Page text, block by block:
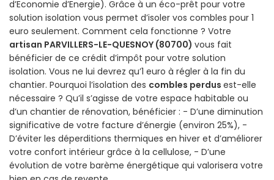
d’Economie d’Energie). Grâce à un éco-prêt pour votre
solution isolation vous permet d’isoler vos combles pour 1
euro seulement. Comment cela fonctionne ? Votre
artisan PARVILLERS-LE-QUESNOY (80700) vous fait
bénéficier de ce crédit d’impôt pour votre solution
isolation. Vous ne lui devrez qu’1 euro à régler à la fin du
chantier. Pourquoi l’isolation des combles perdus est-elle
nécessaire ? Qu’il s’agisse de votre espace habitable ou
d’un chantier de rénovation, bénéficier : - D’une diminution
significative de votre facture d’énergie (environ 25%), -
D’éviter les déperditions thermiques en hiver et d’améliorer
votre confort intérieur grâce à la cellulose, - D’une
évolution de votre barème énergétique qui valorisera votre